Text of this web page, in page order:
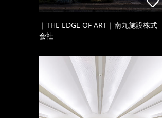
｜THE EDGE OF ART｜南九施設株式
会社